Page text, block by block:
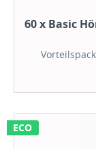
ECO
60 x Basic